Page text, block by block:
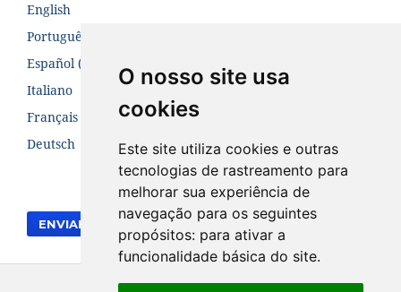
O nosso site usa
cookies
Este site utiliza cookies e outras
tecnologias de rastreamento para
melhorar sua experiência de
navegação para os seguintes
propósitos: para ativar a
funcionalidade básica do site.
English
Português (Brasil)
Español (España)
Italiano
Français (Canada)
Deutsch
ENVIAR SUBMISSÃO